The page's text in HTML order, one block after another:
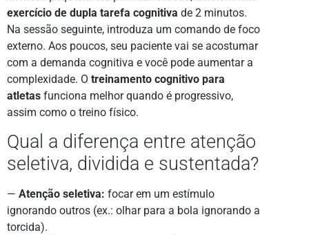
exercício de dupla tarefa cognitiva de 2 minutos.
Na sessão seguinte, introduza um comando de foco
externo. Aos poucos, seu paciente vai se acostumar
com a demanda cognitiva e você pode aumentar a
complexidade. O treinamento cognitivo para
atletas funciona melhor quando é progressivo,
assim como o treino físico.
Qual a diferença entre atenção
seletiva, dividida e sustentada?
— Atenção seletiva: focar em um estímulo
ignorando outros (ex.: olhar para a bola ignorando a
torcida).